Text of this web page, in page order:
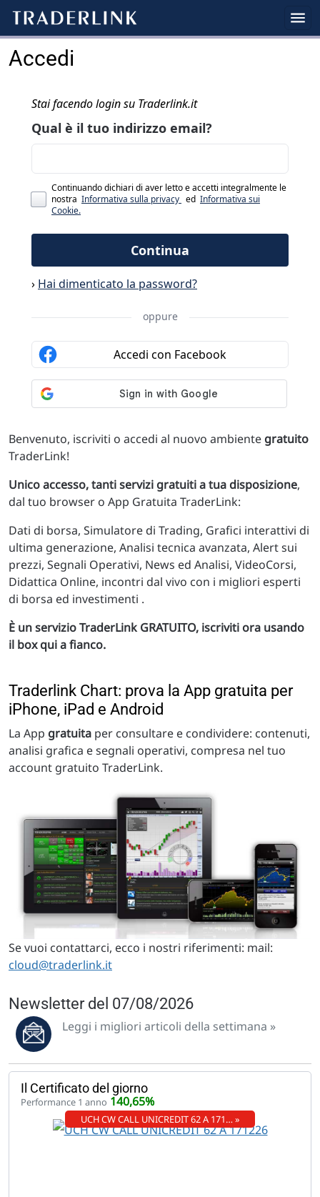
Accedi
Benvenuto, iscriviti o accedi al nuovo ambiente gratuito
TraderLink!
Unico accesso, tanti servizi gratuiti a tua disposizione,
dal tuo browser o App Gratuita TraderLink:
Dati di borsa, Simulatore di Trading, Grafici interattivi di
ultima generazione, Analisi tecnica avanzata, Alert sui
prezzi, Segnali Operativi, News ed Analisi, VideoCorsi,
Didattica Online, incontri dal vivo con i migliori esperti
di borsa ed investimenti .
È un servizio TraderLink GRATUITO, iscriviti ora usando
il box qui a fianco.
Traderlink Chart: prova la App gratuita per
iPhone, iPad e Android
La App gratuita per consultare e condividere: contenuti,
analisi grafica e segnali operativi, compresa nel tuo
account gratuito TraderLink.
Se vuoi contattarci, ecco i nostri riferimenti: mail:
cloud@traderlink.it
Newsletter del 07/08/2026
Leggi i migliori articoli della settimana »
Il Certificato del giorno
Performance 1 anno 140,65%
UCH CW CALL UNICREDIT 62 A 171… »